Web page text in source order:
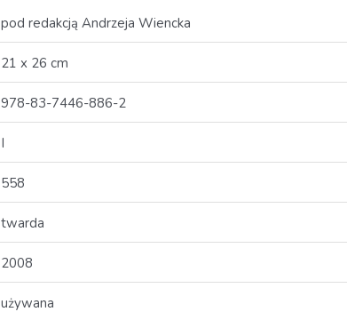
pod redakcją Andrzeja Wiencka
21 x 26 cm
978-83-7446-886-2
I
558
twarda
2008
używana